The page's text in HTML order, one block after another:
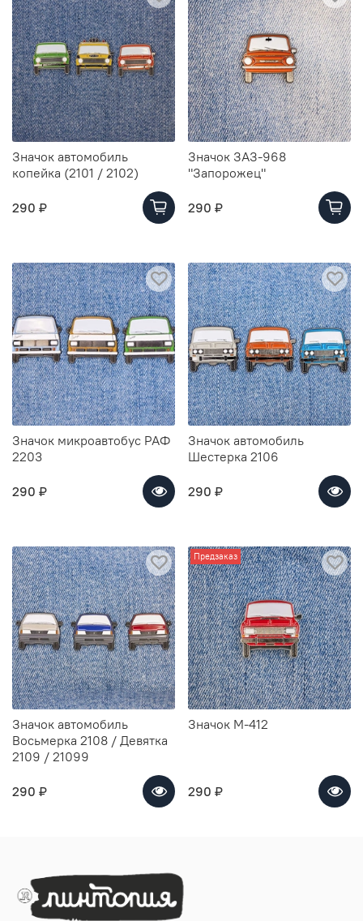
Значок автомобиль
копейка (2101 / 2102)
290 ₽
Значок ЗАЗ-968
"Запорожец"
290 ₽
Значок микроавтобус РАФ
2203
290 ₽
Значок автомобиль
Шестерка 2106
290 ₽
Значок автомобиль
Восьмерка 2108 / Девятка
2109 / 21099
290 ₽
Предзаказ
Значок М-412
290 ₽